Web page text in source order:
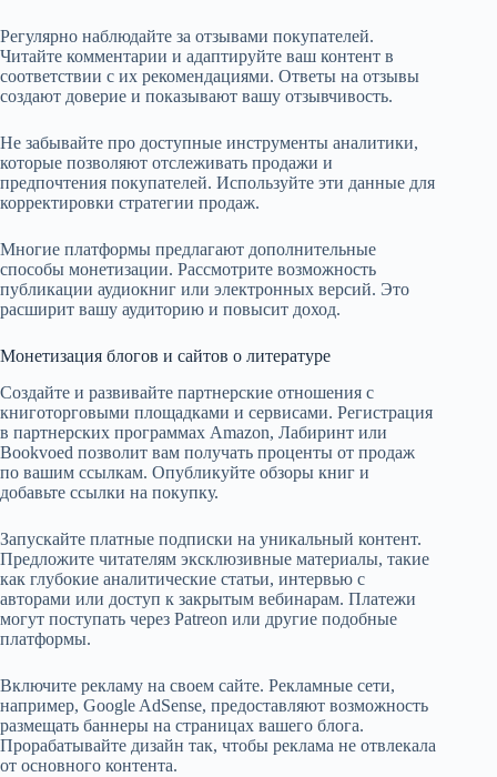
Регулярно наблюдайте за отзывами покупателей.
Читайте комментарии и адаптируйте ваш контент в
соответствии с их рекомендациями. Ответы на отзывы
создают доверие и показывают вашу отзывчивость.
Не забывайте про доступные инструменты аналитики,
которые позволяют отслеживать продажи и
предпочтения покупателей. Используйте эти данные для
корректировки стратегии продаж.
Многие платформы предлагают дополнительные
способы монетизации. Рассмотрите возможность
публикации аудиокниг или электронных версий. Это
расширит вашу аудиторию и повысит доход.
Монетизация блогов и сайтов о литературе
Создайте и развивайте партнерские отношения с
книготорговыми площадками и сервисами. Регистрация
в партнерских программах Amazon, Лабиринт или
Bookvoed позволит вам получать проценты от продаж
по вашим ссылкам. Опубликуйте обзоры книг и
добавьте ссылки на покупку.
Запускайте платные подписки на уникальный контент.
Предложите читателям эксклюзивные материалы, такие
как глубокие аналитические статьи, интервью с
авторами или доступ к закрытым вебинарам. Платежи
могут поступать через Patreon или другие подобные
платформы.
Включите рекламу на своем сайте. Рекламные сети,
например, Google AdSense, предоставляют возможность
размещать баннеры на страницах вашего блога.
Прорабатывайте дизайн так, чтобы реклама не отвлекала
от основного контента.